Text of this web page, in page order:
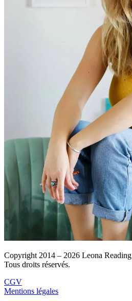
Copyright 2014 – 2026 Leona Reading
Tous droits réservés.
CGV
Mentions légales